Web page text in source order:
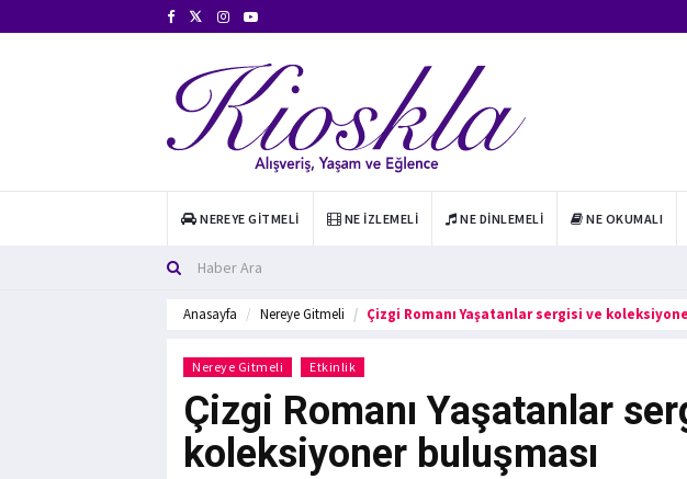
NEREYE GITMELI NE İZLEMELI NE DINLEMELI NE OKUMALI
Anasayfa Nereye Gitmeli Çizgi Romanı Yaşatanlar sergisi ve
Nereye Gitmeli Etkinlik
Çizgi Romanı Yaşatanlar
koleksiyoner buluşması